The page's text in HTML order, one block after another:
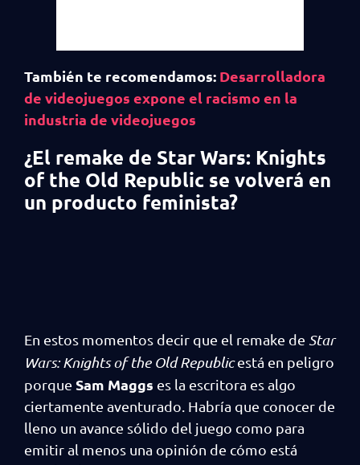
También te recomendamos: Desarrolladora
de videojuegos expone el racismo en la
industria de videojuegos
¿El remake de Star Wars: Knights
of the Old Republic se volverá en
un producto feminista?
En estos momentos decir que el remake de Star
Wars: Knights of the Old Republicestá en peligro
porque Sam Maggs es la escritora es algo
ciertamente aventurado. Habría que conocer de
lleno un avance sólido del juego como para
emitir al menos una opinión de cómo está